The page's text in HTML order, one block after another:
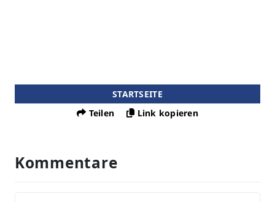
STARTSEITE
Teilen
Link kopieren
Kommentare